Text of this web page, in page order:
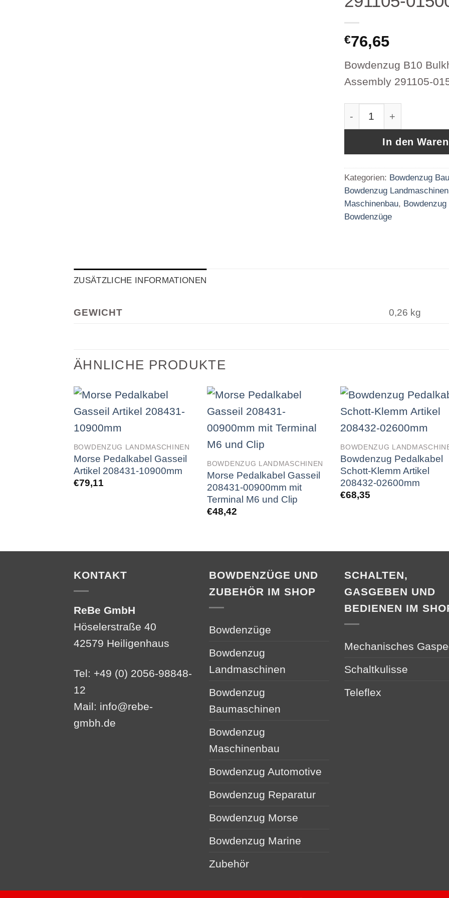
€76,65
Bowdenzug B10
Assembly 291105-
Bowdenzug B10
In den
Kategorien: Bowdenzug
Bowdenzug Landmaschinen
Maschinenbau,
Bowdenzüge
ZUSÄTZLICHE INFORMATIONEN
GEWICHT 0,26 kg
ÄHNLICHE PRODUKTE
BOWDENZUG LANDMASCHINEN
Morse Pedalkabel Gasseil
Artikel 208431-10900mm
€79,11
BOWDENZUG LANDMASCHINEN
Morse Pedalkabel Gasseil
208431-00900mm mit
Terminal M6 und Clip
€48,42
BOWDENZUG
Bowdenzug Pedalkabel
Schott-Klemm Artikel
208432-02600mm
€68,35
KONTAKT
ReBe GmbH
Höselerstraße 40
42579 Heiligenhaus
Tel: +49 (0) 2056-98848-
12
Mail: info@rebe-
gmbh.de
BOWDENZÜGE UND
ZUBEHÖR IM SHOP
Bowdenzüge
Bowdenzug
Landmaschinen
Bowdenzug
Baumaschinen
Bowdenzug
Maschinenbau
Bowdenzug Automotive
Bowdenzug Reparatur
Bowdenzug Morse
Bowdenzug Marine
Zubehör
SCHALTEN,
GASGEBEN UND
BEDIENEN IM
Mechanisches
Schaltkulisse
Teleflex